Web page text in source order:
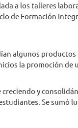
a los talleres
de Formación
algunos productos
la promoción de
y
Se sumó